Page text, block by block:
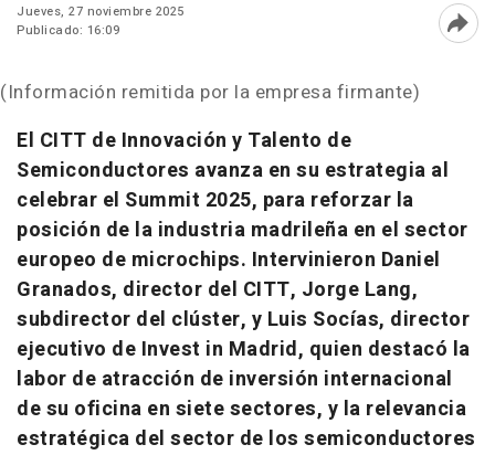
Jueves, 27 noviembre 2025
Publicado: 16:09
(Información remitida por la empresa firmante)
El CITT de Innovación y Talento de
Semiconductores avanza en su estrategia al
celebrar el Summit 2025, para reforzar la
posición de la industria madrileña en el sector
europeo de microchips. Intervinieron Daniel
Granados, director del CITT, Jorge Lang,
subdirector del clúster, y Luis Socías, director
ejecutivo de Invest in Madrid, quien destacó la
labor de atracción de inversión internacional
de su oficina en siete sectores, y la relevancia
estratégica del sector de los semiconductores